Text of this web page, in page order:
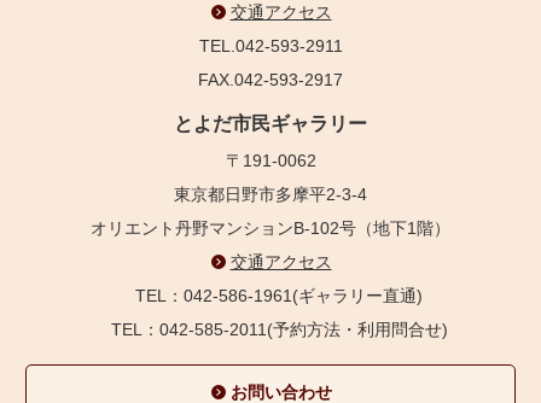
交通アクセス
TEL.042-593-2911
FAX.042-593-2917
とよだ市民ギャラリー
〒191-0062
東京都日野市多摩平2-3-4
オリエント丹野マンションB-102号（地下1階）
交通アクセス
TEL：042-586-1961(ギャラリー直通)
TEL：042-585-2011(予約方法・利用問合せ)
お問い合わせ